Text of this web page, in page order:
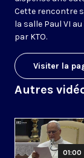
Cette rencontre
la salle Paul VI
par KTO.
Visiter la
Autres
01:00